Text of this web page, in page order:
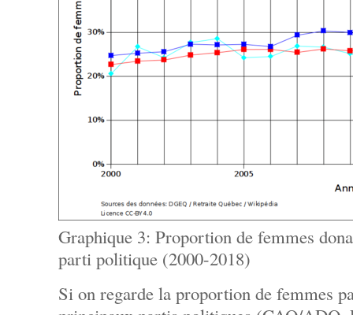
Graphique 3: Proportion de femmes
parti politique (2000-2018)
Si on regarde la proportion de femmes